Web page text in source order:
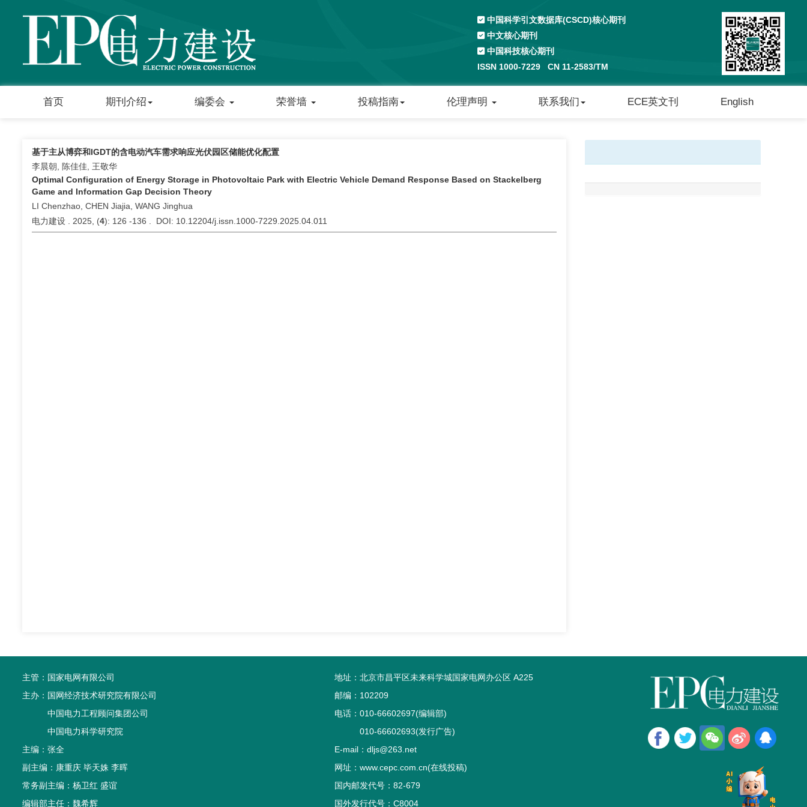
中国科学引文数据库(CSCD)核心期刊
中文核心期刊
中国科技核心期刊
ISSN 1000-7229 CN 11-2583/TM
首页 期刊介绍 编委会 荣誉墙 投稿指南 伦理声明 联系我们 ECE英文刊 English
基于主从博弈和IGDT的含电动汽车需求响应光伏园区储能优化配置
李晨朝, 陈佳佳, 王敬华
Optimal Configuration of Energy Storage in Photovoltaic Park with Electric Vehicle Demand Response Based on Stackelberg
Game and Information Gap Decision Theory
LI Chenzhao, CHEN Jiajia, WANG Jinghua
电力建设 . 2025, (4): 126 -136 . DOI: 10.12204/j.issn.1000-7229.2025.04.011
主管： 国家电网有限公司
主办： 国网经济技术研究院有限公司
中国电力工程顾问集团公司
中国电力科学研究院
主编：张全
副主编：康重庆 毕天姝 李晖
常务副主编：杨卫红 盛谊
编辑部主任：魏希辉
地址：北京市昌平区未来科学城国家电网办公区 A225
邮编：102209
电话：010-66602697(编辑部)
010-66602693(发行广告)
E-mail：dljs@263.net
网址：www.cepc.com.cn(在线投稿)
国内邮发代号：82-679
国外发行代号：C8004